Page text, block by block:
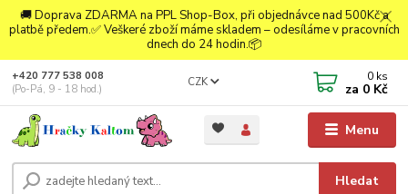
🚚 Doprava ZDARMA na PPL Shop-Box, při objednávce nad 500Kč a
platbě předem.✅ Veškeré zboží máme skladem – odesíláme v pracovních
dnech do 24 hodin.📦
Menu
CZK
Hledat
+420 777 538 008
(Po-Pá, 9 - 18 hod.)
0 ks
za 0 Kč